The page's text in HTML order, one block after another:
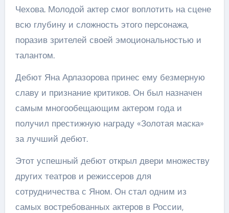
Чехова. Молодой актер смог воплотить на сцене
всю глубину и сложность этого персонажа,
поразив зрителей своей эмоциональностью и
талантом.
Дебют Яна Арлазорова принес ему безмерную
славу и признание критиков. Он был назначен
самым многообещающим актером года и
получил престижную награду «Золотая маска»
за лучший дебют.
Этот успешный дебют открыл двери множеству
других театров и режиссеров для
сотрудничества с Яном. Он стал одним из
самых востребованных актеров в России,